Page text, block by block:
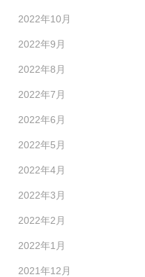
2022年10月
2022年9月
2022年8月
2022年7月
2022年6月
2022年5月
2022年4月
2022年3月
2022年2月
2022年1月
2021年12月